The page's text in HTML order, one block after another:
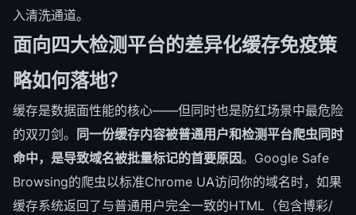
入清洗通道。
面向四大检测平台的差异化缓存免疫策
略如何落地？
缓存是数据面性能的核心——但同时也是防红场景中最危险
的双刃剑。
同一份缓存内容被普通用户和检测平台爬虫同时
命中，是导致域名被批量标记的首要原因。Google Safe
Browsing的爬虫以标准Chrome UA访问你的域名时，如果
缓存系统返回了与普通用户完全一致的HTML（包含博彩/